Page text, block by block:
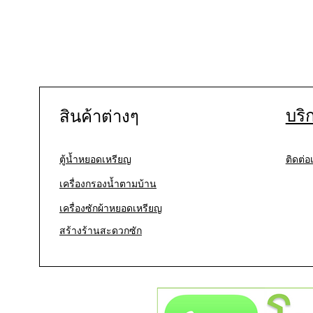
สินค้าต่างๆ
ตู้น้ำหยอดเหรียญ
เครื่องกรองน้ำตามบ้าน
เครื่องซักผ้าหยอดเหรียญ
สร้างร้านสะดวกซัก
บริ
ติดต่อ